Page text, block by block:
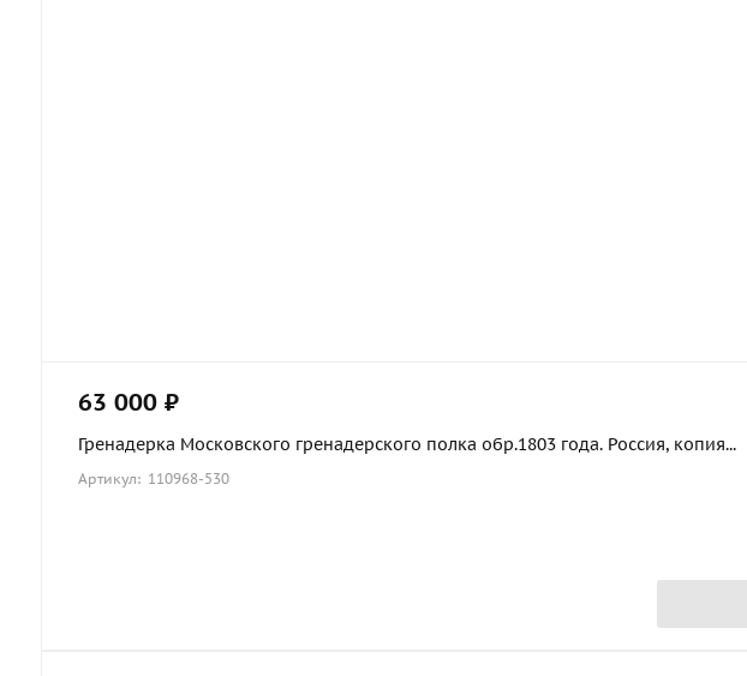
63 000 ₽
Гренадерка Московского гренадерского полка обр.1803 года. Россия, копия...
Артикул: 110968-530